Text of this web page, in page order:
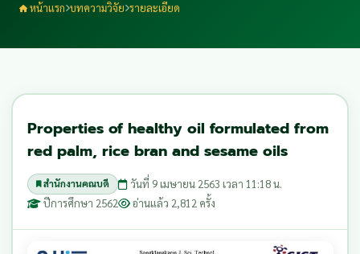
หน้าแรก บทความวิจัย รายละเอียด
Properties of healthy oil formulated from
red palm, rice bran and sesame oils
สำนักงานคณบดี
วันที่ 9 เมษายน 2563 เวลา 11:18 น.
ปีการศึกษา 2562
อ่านแล้ว 2,812 ครั้ง